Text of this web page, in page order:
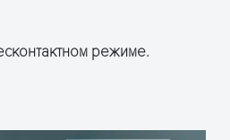
режиме.